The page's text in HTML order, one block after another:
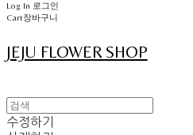
Log In 로그인
Cart장바구니
JEJU FLOWER SHOP
수정하기